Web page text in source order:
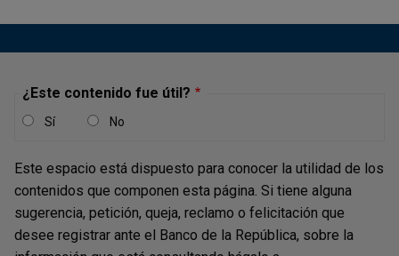
patrimonio cultural.
Biblioteca de Pasto
Además de brindar acceso al
catálogo de la Red de Bibliotecas del
Banco de la República, en ella se
encuentra albergada la colección
bibliográfica compuesta por más de
¿Este contenido fue útil?
Sí No
Este espacio está dispuesto para conocer la utilidad de los
contenidos que componen esta página. Si tiene alguna
sugerencia, petición, queja, reclamo o felicitación que
desee registrar ante el Banco de la República, sobre la